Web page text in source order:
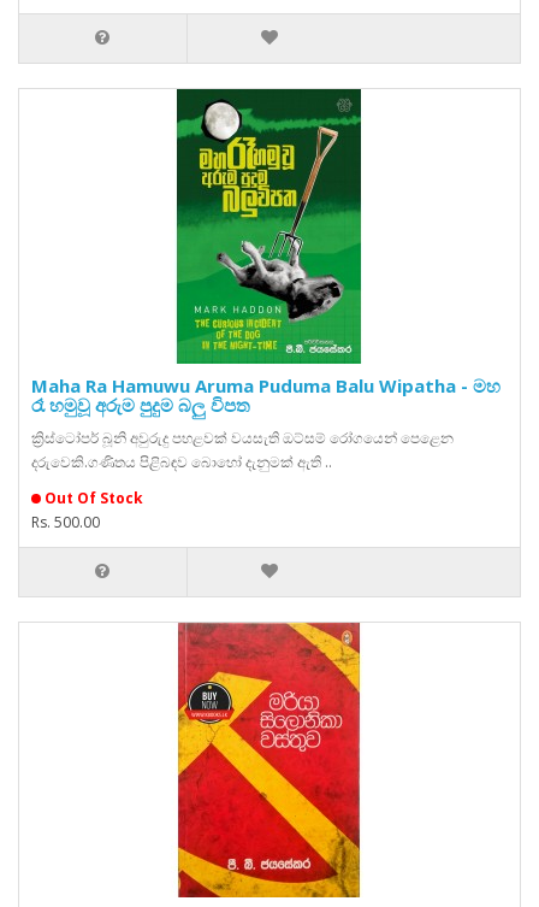
Maha Ra Hamuwu Aruma Puduma Balu Wipatha - මහ
රෑ හමුවූ අරුම පුදුම බලු විපත
ක්‍රිස්ටෝපර් බූනි අවුරුදු පහළවක් වයසැති ඔට්සම් රෝගයෙන් පෙළෙන
දරුවෙකි.ගණිතය පිළිබඳව බොහෝ දැනුමක් ඇති ..
Out Of Stock
Rs. 500.00